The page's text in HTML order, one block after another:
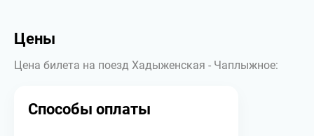
Цены
Цена билета на поезд Хадыженская - Чаплыжное:
Способы оплаты